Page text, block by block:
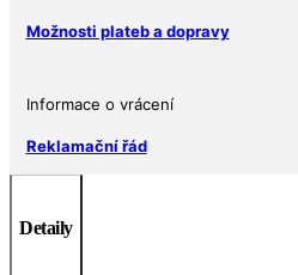
Možnosti plateb a dopravy
Informace o vrácení
Reklamační řád
Detaily